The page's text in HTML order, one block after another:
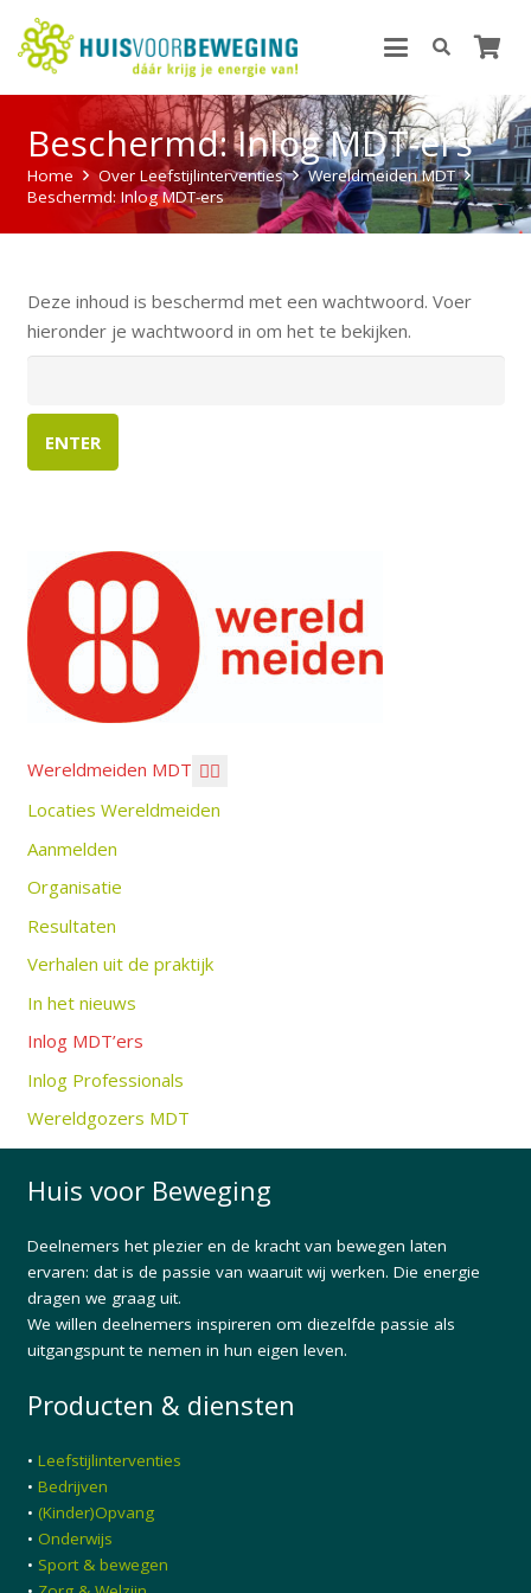
Beschermd: Inlog MDT-ers
Home Over Leefstijlinterventies
Wereldmeiden MDT
Beschermd: Inlog MDT-ers
Deze inhoud is beschermd met een wachtwoord. Voer
hieronder je wachtwoord in om het te bekijken.
Wereldmeiden MDT
Locaties Wereldmeiden
Aanmelden
Organisatie
Resultaten
Verhalen uit de praktijk
In het nieuws
Inlog MDT’ers
Inlog Professionals
Wereldgozers MDT
Huis voor Beweging
Deelnemers het plezier en de kracht van bewegen laten
ervaren: dat is de passie van waaruit wij werken. Die energie
dragen we graag uit.
We willen deelnemers inspireren om diezelfde passie als
uitgangspunt te nemen in hun eigen leven.
Producten & diensten
• Leefstijlinterventies
• Bedrijven
• (Kinder)Opvang
• Onderwijs
• Sport & bewegen